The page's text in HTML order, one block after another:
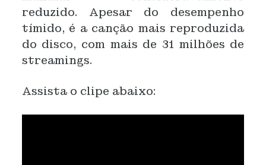
reduzido. Apesar do desempenho
tímido, é a canção mais reproduzida
do disco, com mais de 31 milhões de
streamings.
Assista o clipe abaixo: